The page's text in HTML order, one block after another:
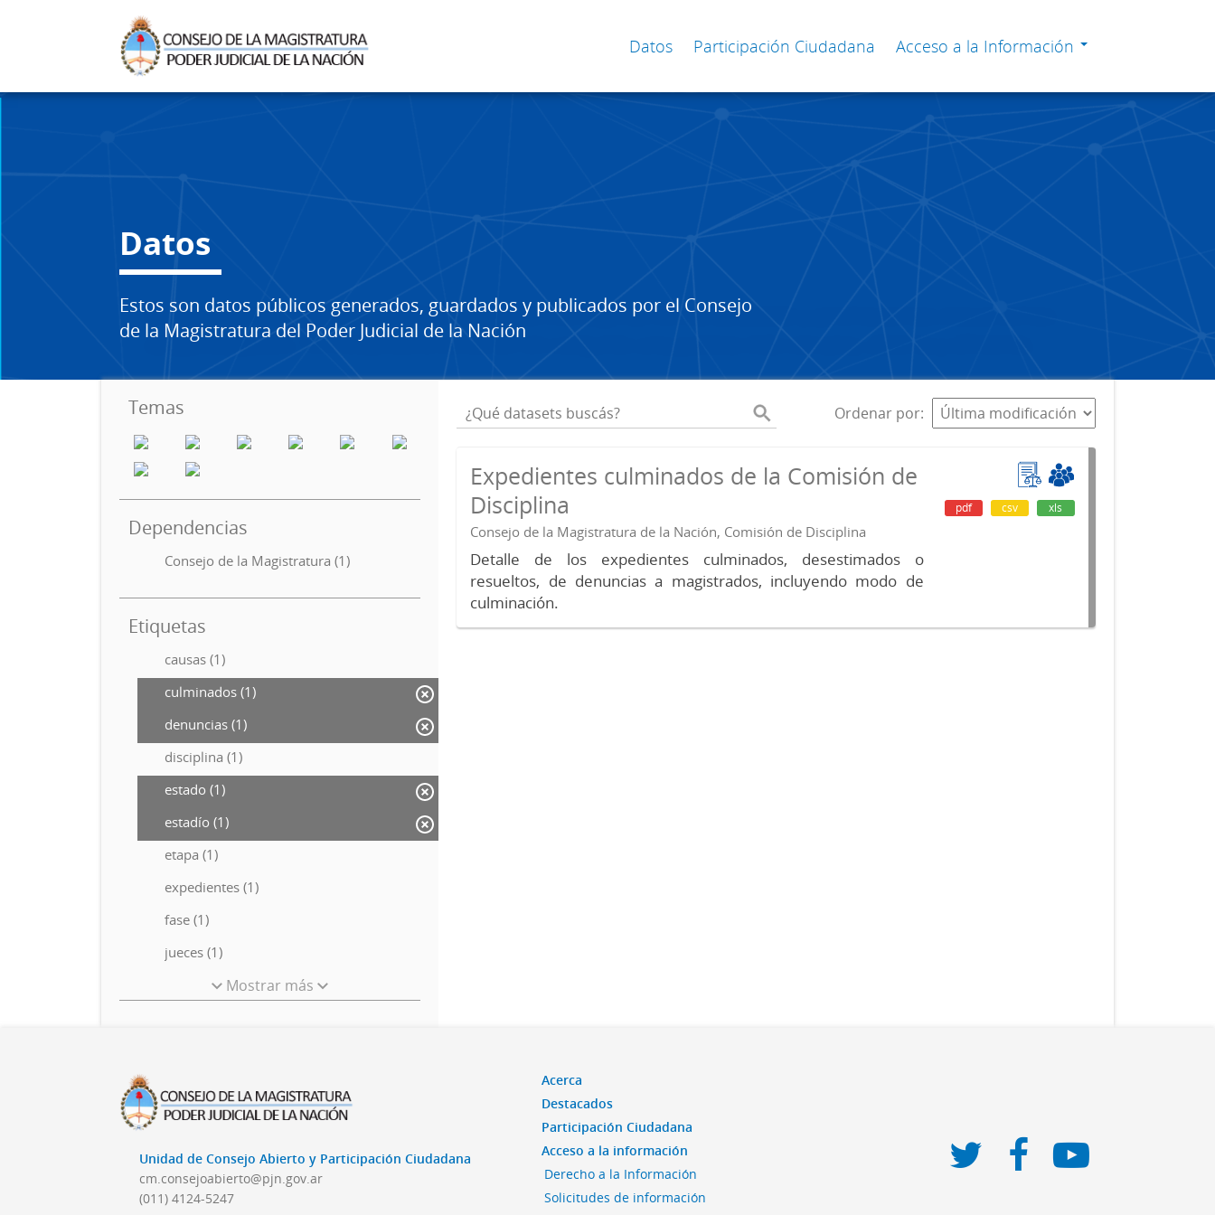
Datos Participación Ciudadana Acceso a la Información
Datos
Estos son datos públicos generados, guardados y publicados por el Consejo
de la Magistratura del Poder Judicial de la Nación
Temas
Dependencias
Consejo de la Magistratura (1)
Etiquetas
causas (1)
culminados (1)
denuncias (1)
disciplina (1)
estado (1)
estadío (1)
etapa (1)
expedientes (1)
fase (1)
jueces (1)
Mostrar más
Ordenar por
Expedientes culminados de la Comisión de
Disciplina
Consejo de la Magistratura de la Nación, Comisión de Disciplina
Detalle de los expedientes culminados, desestimados o
resueltos, de denuncias a magistrados, incluyendo modo de
culminación.
pdf csv xls
Unidad de Consejo Abierto y Participación Ciudadana
cm.consejoabierto@pjn.gov.ar
(011) 4124-5247
Acerca
Destacados
Participación Ciudadana
Acceso a la información
Derecho a la Información
Solicitudes de información